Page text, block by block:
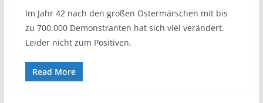
Im Jahr 42 nach den großen Ostermärschen mit bis
zu 700.000 Demonstranten hat sich viel verändert.
Leider nicht zum Positiven.
Read More